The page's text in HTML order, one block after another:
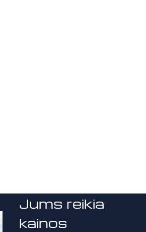
Jums reikia
kainos